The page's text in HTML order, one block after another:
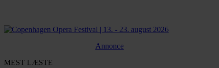
Annonce
MEST LÆSTE